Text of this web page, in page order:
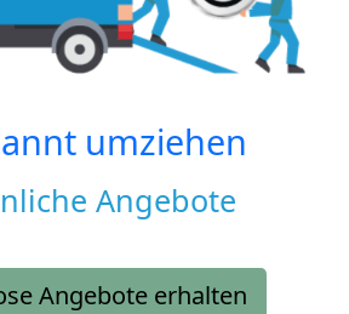
umziehen
Angebote
Angebote erhalten